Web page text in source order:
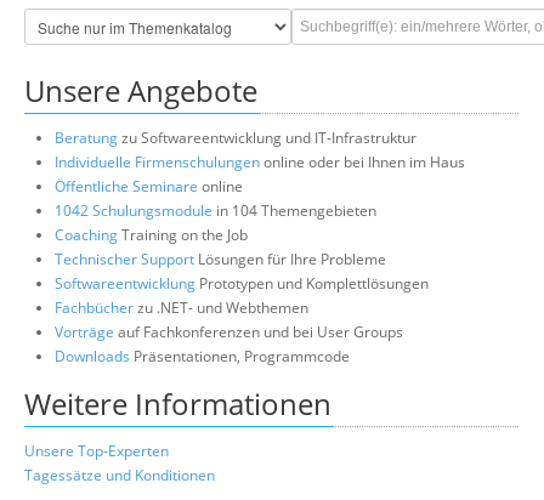
Unsere Angebote
Beratungzu Softwareentwicklung und IT-Infrastruktur
Individuelle Firmenschulungenonline oder bei Ihnen im Haus
Öffentliche Seminare online
1042 Schulungsmodule in 104 Themengebieten
CoachingTraining on the Job
Technischer Support Lösungen für Ihre Probleme
Softwareentwicklung Prototypen und Komplettlösungen
Fachbücherzu .NET- und Webthemen
Vorträge auf Fachkonferenzen und bei User Groups
Downloads Präsentationen, Programmcode
Weitere Informationen
Unsere Top-Experten
Tagessätze und Konditionen